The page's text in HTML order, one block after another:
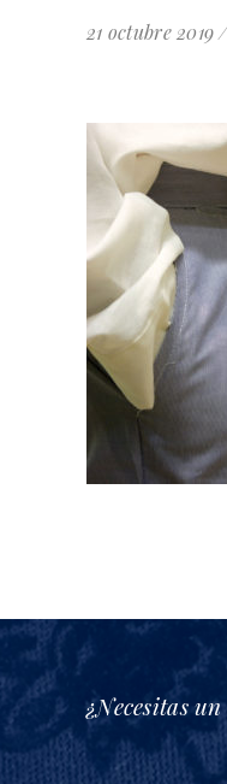
21 octubre 2019
¿Necesitas